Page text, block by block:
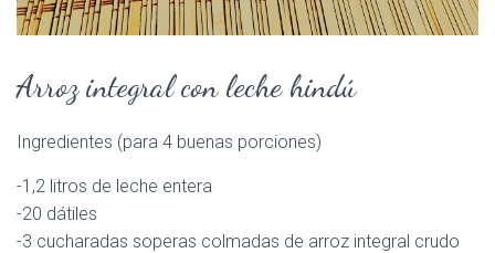
Arroz integral con leche hindú
Ingredientes (para 4 buenas porciones)
-1,2 litros de leche entera
-20 dátiles
-3 cucharadas soperas colmadas de arroz integral crudo